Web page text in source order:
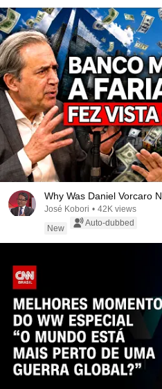
Why Was Daniel Vorcaro
José Kobori • 42K views
New
Auto-dubbed